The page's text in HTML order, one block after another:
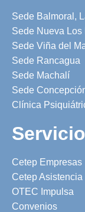
Sede Balmoral,
Sede Nueva
Sede Viña del
Sede Rancagua
Sede Machalí
Sede
Clínica
Cetep Empresas
Cetep Asistencia
OTEC Impulsa
Convenios